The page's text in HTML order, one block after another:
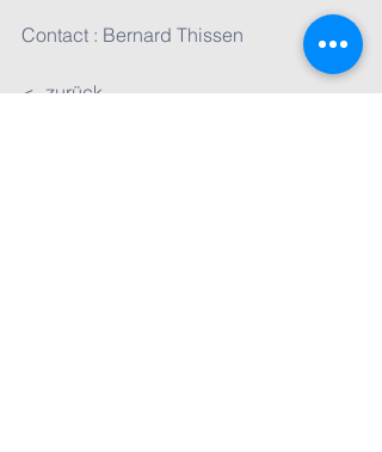
Contact : Bernard Thissen
<- zurück